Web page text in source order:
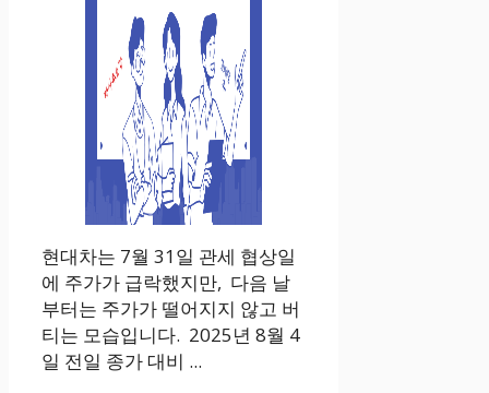
현대차는 7월 31일 관세 협상일
에 주가가 급락했지만, 다음 날
부터는 주가가 떨어지지 않고 버
티는 모습입니다. 2025년 8월 4
일 전일 종가 대비 ...